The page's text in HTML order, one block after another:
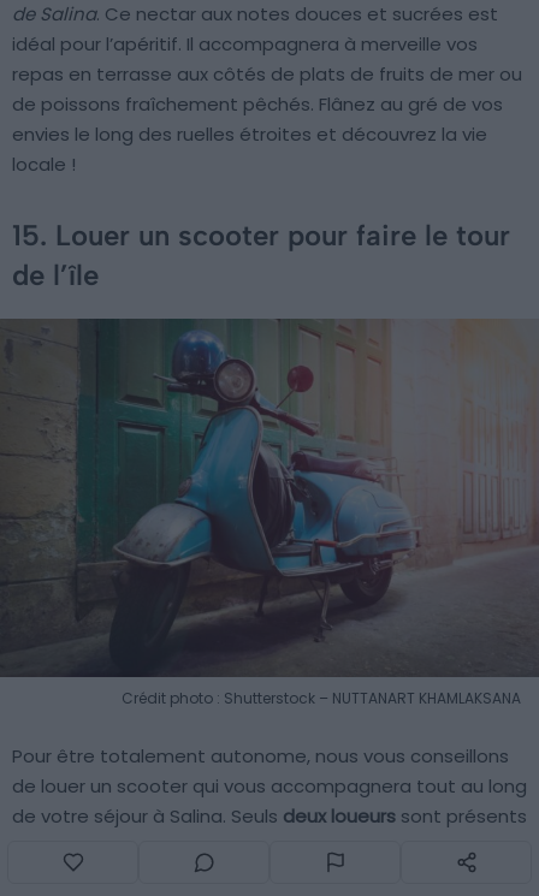
de Salina. Ce nectar aux notes douces et sucrées est
idéal pour l’apéritif. Il accompagnera à merveille vos
repas en terrasse aux côtés de plats de fruits de mer ou
de poissons fraîchement pêchés. Flânez au gré de vos
envies le long des ruelles étroites et découvrez la vie
locale !
15. Louer un scooter pour faire le tour
de l’île
Crédit photo : Shutterstock – NUTTANART KHAMLAKSANA
Pour être totalement autonome, nous vous conseillons
de louer un scooter qui vous accompagnera tout au long
de votre séjour à Salina. Seuls deux loueurs sont présents
sur l’île, à
Santa Marina
. Si les tarifs sont un peu
élevés, rien de tel que parcourir une petite île volcanique